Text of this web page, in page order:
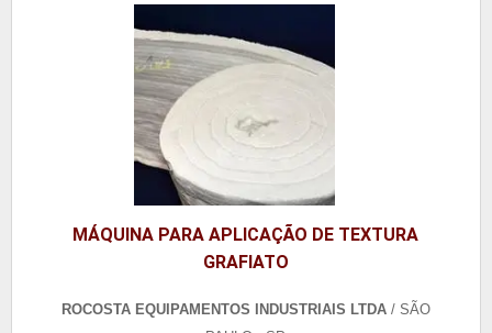
MÁQUINA PARA APLICAÇÃO DE TEXTURA
GRAFIATO
ROCOSTA EQUIPAMENTOS INDUSTRIAIS LTDA/ SÃO